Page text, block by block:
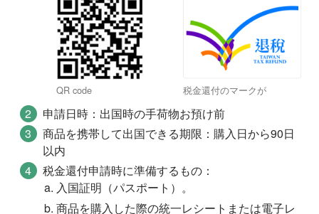
QR code 税金還付のマークが
申請日時：出国時の手荷物お預け前
商品を携帯して出国できる期限：購入日から90​日
以内
税金還付申請時に準備するもの：
入国証明（パスポート）。
商品を購入した際の統一レシートまたは電子レ